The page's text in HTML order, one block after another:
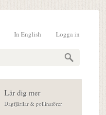
Logga in
In English
Lär dig mer
Dagfjärilar & pollinatörer